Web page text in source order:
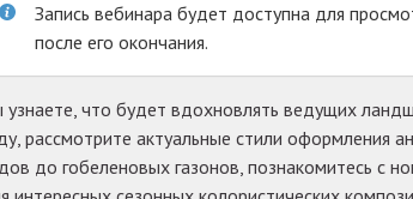
Запись вебинара будет доступна для
после его окончания.
узнаете, что будет вдохновлять ведущих
рассмотрите актуальные стили оформления
до гобеленовых газонов, познакомитесь с